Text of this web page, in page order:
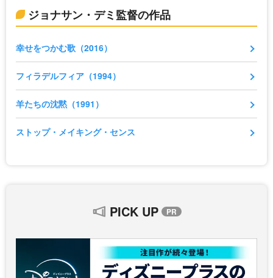
ジョナサン・デミ監督の作品
幸せをつかむ歌（2016）
フィラデルフィア（1994）
羊たちの沈黙（1991）
ストップ・メイキング・センス
PICK UP